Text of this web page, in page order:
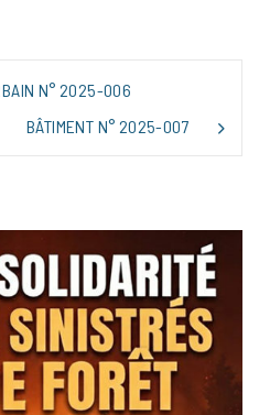
N° 2025-006
BÂTIMENT N° 2025-007